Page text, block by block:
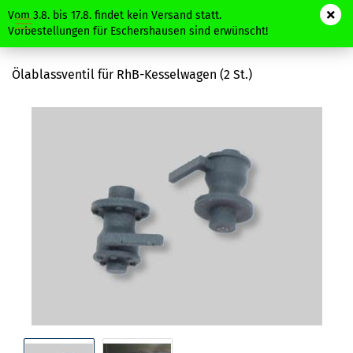
Vom 3.8. bis 17.8. findet kein Versand statt.
Vorbestellungen für Eschershausen sind erwünscht!
Ölablassventil für RhB-Kesselwagen (2 St.)